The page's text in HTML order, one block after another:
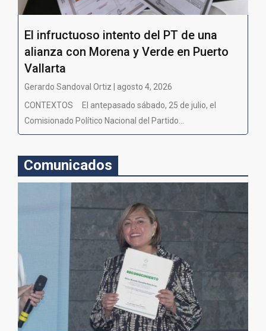
El infructuoso intento del PT de una
alianza con Morena y Verde en Puerto
Vallarta
Gerardo Sandoval Ortiz | agosto 4, 2026
CONTEXTOS El antepasado sábado, 25 de julio, el
Comisionado Político Nacional del Partido...
Comunicados